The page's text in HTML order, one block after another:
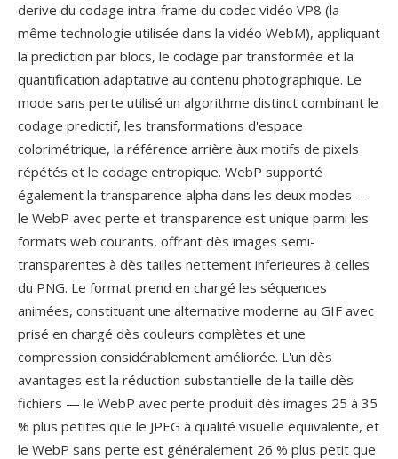
derive du codage intra-frame du codec vidéo VP8 (la
même technologie utilisée dans la vidéo WebM), appliquant
la prediction par blocs, le codage par transformée et la
quantification adaptative au contenu photographique. Le
mode sans perte utilisé un algorithme distinct combinant le
codage predictif, les transformations d'espace
colorimétrique, la référence arrière àux motifs de pixels
répétés et le codage entropique. WebP supporté
également la transparence alpha dans les deux modes —
le WebP avec perte et transparence est unique parmi les
formats web courants, offrant dès images semi-
transparentes à dès tailles nettement inferieures à celles
du PNG. Le format prend en chargé les séquences
animées, constituant une alternative moderne au GIF avec
prisé en chargé dès couleurs complètes et une
compression considérablement améliorée. L'un dès
avantages est la réduction substantielle de la taille dès
fichiers — le WebP avec perte produit dès images 25 à 35
% plus petites que le JPEG à qualité visuelle equivalente, et
le WebP sans perte est généralement 26 % plus petit que